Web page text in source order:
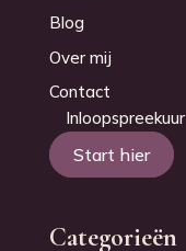
Blog
Over mij
Contact
Inloopspreekuur
Start hier
Categorieën